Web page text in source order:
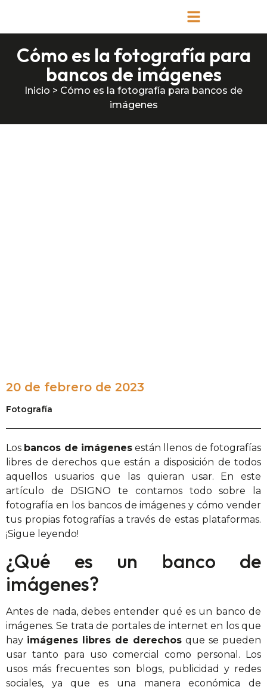
Cómo es la fotografía para
bancos de imágenes
Inicio > Cómo es la fotografía para bancos de
imágenes
20 de febrero de 2023
Fotografía
Los bancos de imágenesestán llenos de fotografías
libres de derechos que están a disposición de todos
aquellos usuarios que las quieran usar. En este
artículo de DSIGNO te contamos todo sobre la
fotografía en los bancos de imágenes y cómo vender
tus propias fotografías a través de estas plataformas.
¡Sigue leyendo!
¿Qué es un banco de
imágenes?
Antes de nada, debes entender qué es un banco de
imágenes. Se trata de portales de internet en los que
hay imágenes libres de derechos que se pueden
usar tanto para uso comercial como personal. Los
usos más frecuentes son blogs, publicidad y redes
sociales, ya que es una manera económica de